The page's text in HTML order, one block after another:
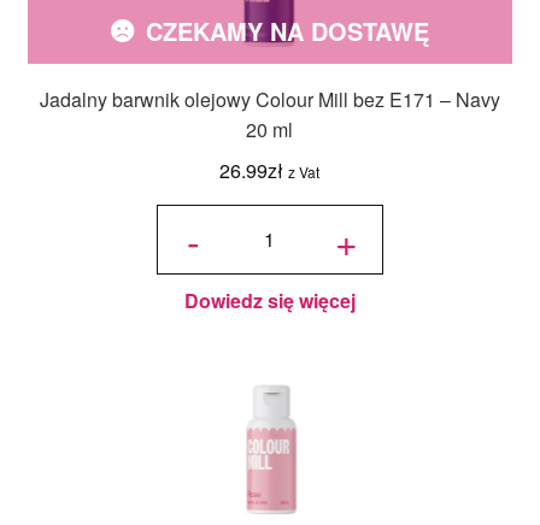
Jadalny barwnik olejowy Colour Mill bez E171 – Navy
20 ml
26.99zł z Vat
CZEKAMY NA DOSTAWĘ
-
ilość
olejowy
Colour
Mill bez
E171 -
Navy
+
Dowiedz się więcej